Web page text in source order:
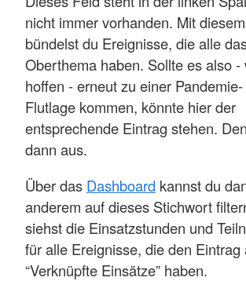
nicht immer vorhanden. Mit
bündelst du Ereignisse, die alle
Oberthema haben. Sollte es also -
hoffen - erneut zu einer
Flutlage kommen, könnte hier der
entsprechende Eintrag stehen.
dann aus.
Über das Dashboard kannst du
anderem auf dieses Stichwort
siehst die Einsatzstunden und
für alle Ereignisse, die den Eintrag
“Verknüpfte Einsätze” haben.